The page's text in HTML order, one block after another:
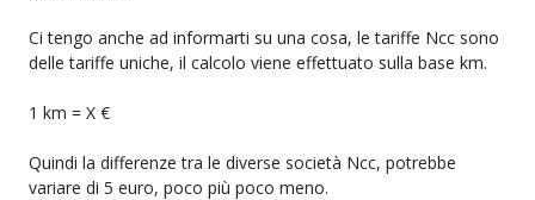
Ci tengo anche ad informarti su una cosa, le tariffe Ncc sono
delle tariffe uniche, il calcolo viene effettuato sulla base km.
1 km = X €
Quindi la differenze tra le diverse società Ncc, potrebbe
variare di 5 euro, poco più poco meno.